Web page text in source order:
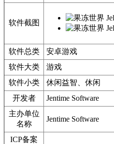
软件截图
软件总类
安卓游戏
软件大类
游戏
软件小类
休闲益智、休闲
开发者
Jentime Software
主办单位
名称
Jentime Software
ICP备案